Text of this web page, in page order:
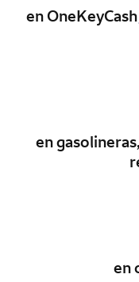
en OneKeyCash
en
en